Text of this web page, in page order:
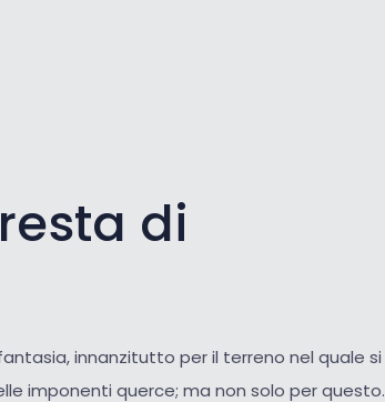
di
innanzitutto per il terreno nel quale si
imponenti querce; ma non solo per questo.